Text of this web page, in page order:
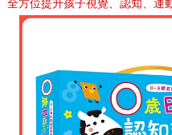
全方位提升孩子視覺、認知、運